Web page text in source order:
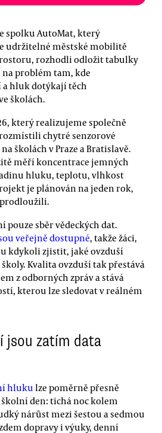
spolku AutoMat, který
udržitelné městské mobilitě
rozhodli odložit tabulky
na problém tam, kde
a hluk dotýkají těch
školách.
který realizujeme společně
chytré senzorové
školách v Praze a Bratislavě.
měří koncentrace jemných
hluku, teplotu, vlhkost
je plánován na jeden rok,
pouze sběr vědeckých dat.
veřejně dostupné, takže žáci,
kdykoli zjistit, jaké ovzduší
Kvalita ovzduší tak přestává
z odborných zpráv a stává
kterou lze sledovat v reálném
jsou zatím data
hluku lze poměrně přesně
den: tichá noc kolem
nárůst mezi šestou a sedmou
dopravy i výuky, denní